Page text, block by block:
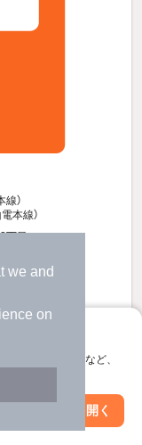
we and
on
探し
お気に入り保存など、
アプリを開く
線）
本線）
丁目
絞り込み条件を変更